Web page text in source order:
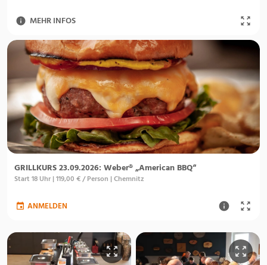
MEHR INFOS
GRILLKURS 23.09.2026: Weber® „American BBQ“
Start 18 Uhr | 119,00 € / Person | Chemnitz
ANMELDEN